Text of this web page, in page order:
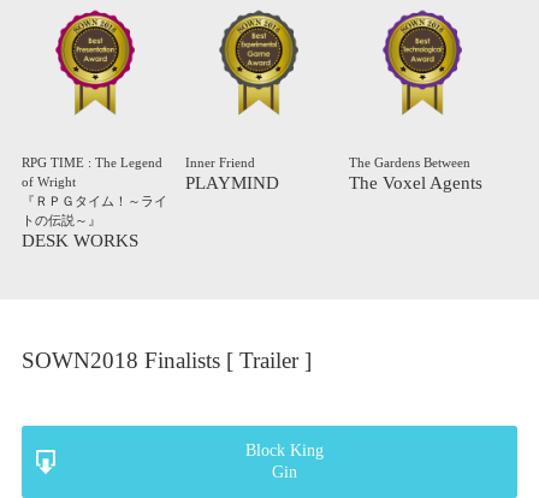
RPG TIME : The Legend
of Wright
『ＲＰＧタイム！～ライ
トの伝説～』
DESK WORKS
Inner Friend
PLAYMIND
The Gardens Between
The Voxel Agents
SOWN2018 Finalists [ Trailer ]
Block King
Gin